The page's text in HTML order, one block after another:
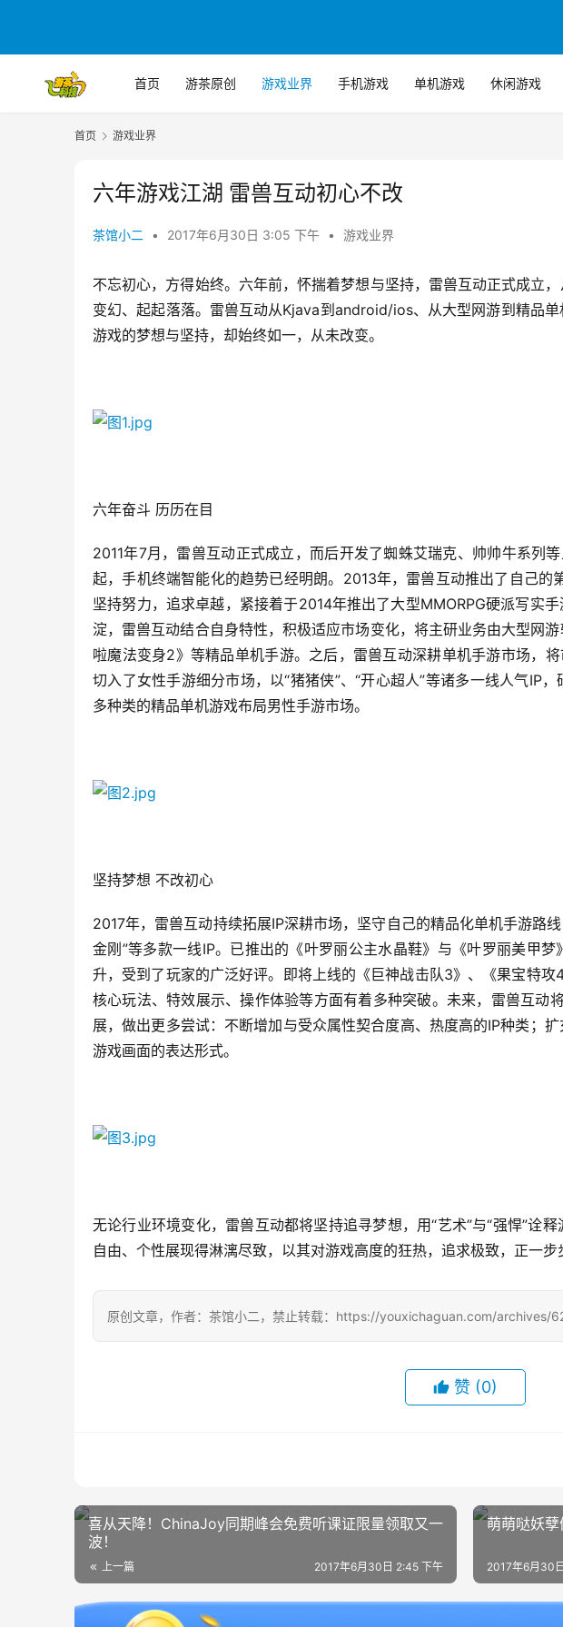
首页 游茶原创 游戏业界 手机游戏 单机游戏 休闲游戏
首页 游戏业界
六年游戏江湖 雷兽互动初心不改
茶馆小二 • 2017年6月30日 3:05 下午 • 游戏业界
不忘初心，方得始终。六年前，怀揣着梦想与坚持，雷兽互动正式成立
变幻、起起落落。雷兽互动从Kjava到android/ios、从大型网游到精品
游戏的梦想与坚持，却始终如一，从未改变。
六年奋斗 历历在目
2011年7月，雷兽互动正式成立，而后开发了蜘蛛艾瑞克、帅帅牛系列
起，手机终端智能化的趋势已经明朗。2013年，雷兽互动推出了自己的
坚持努力，追求卓越，紧接着于2014年推出了大型MMORPG硬派写实
淀，雷兽互动结合自身特性，积极适应市场变化，将主研业务由大型网
啦魔法变身2》等精品单机手游。之后，雷兽互动深耕单机手游市场，
切入了女性手游细分市场，以“猪猪侠”、“开心超人”等诸多一线人气IP
多种类的精品单机游戏布局男性手游市场。
坚持梦想 不改初心
2017年，雷兽互动持续拓展IP深耕市场，坚守自己的精品化单机手游路
金刚”等多款一线IP。已推出的《叶罗丽公主水晶鞋》与《叶罗丽美甲
升，受到了玩家的广泛好评。即将上线的《巨神战击队3》、《果宝特
核心玩法、特效展示、操作体验等方面有着多种突破。未来，雷兽互动
展，做出更多尝试：不断增加与受众属性契合度高、热度高的IP种类；
游戏画面的表达形式。
无论行业环境变化，雷兽互动都将坚持追寻梦想，用“艺术”与“强悍”诠
自由、个性展现得淋漓尽致，以其对游戏高度的狂热，追求极致，正一步
原创文章，作者：茶馆小二，禁止转载：https://youxichaguan.com/archives/
赞 (0)
喜从天降！ChinaJoy同期峰会免费听课证限量领取又一
波！
上一篇 2017年6月30日 2:45 下午
萌萌哒妖
2017年6月30